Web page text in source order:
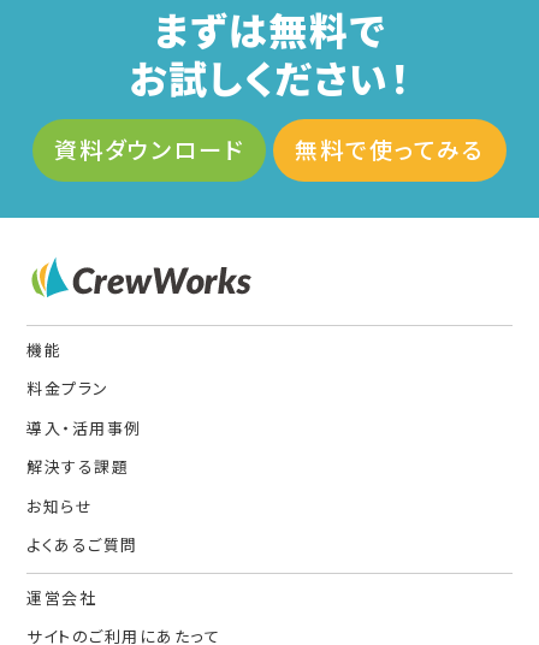
まずは無料で
お試しください！
資料ダウンロード 無料で使ってみる
機能
料金プラン
導入・活用事例
解決する課題
お知らせ
よくあるご質問
運営会社
サイトのご利用にあたって